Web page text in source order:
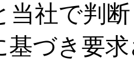
当社で判
基づき要